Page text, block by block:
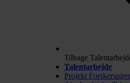
Tilbage
Talentarbejde
Projekt Forskerspirer